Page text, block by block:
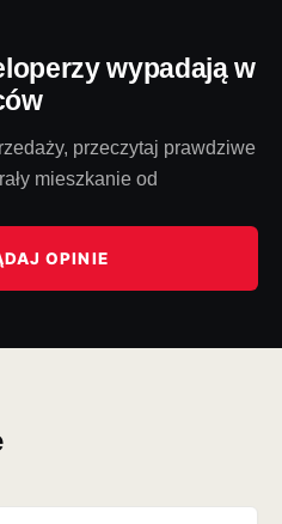
wypadają w
przeczytaj prawdziwe
mieszkanie od
OPINIE